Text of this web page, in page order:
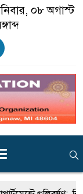
০৮ অগাস্ট